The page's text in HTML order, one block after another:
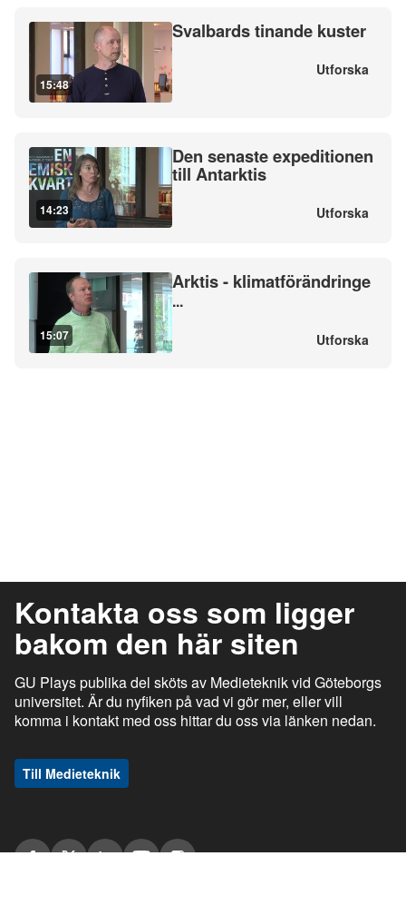
15:48
Svalbards tinande kuster
Utforska
14:23
Den senaste expeditionen
till Antarktis
Utforska
15:07
Arktis - klimatförändringe
...
Utforska
Kontakta oss som ligger
bakom den här siten
GU Plays publika del sköts av Medieteknik vid Göteborgs
universitet. Är du nyfiken på vad vi gör mer, eller vill
komma i kontakt med oss hittar du oss via länken nedan.
Till Medieteknik